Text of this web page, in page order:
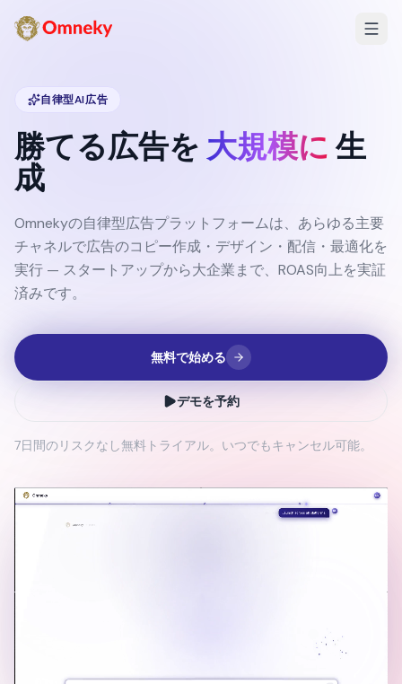
自律型AI広告
勝てる広告を大規模に生
成
Omnekyの自律型広告プラットフォームは、あらゆる主要
チャネルで広告のコピー作成・デザイン・配信・最適化を
実行 — スタートアップから大企業まで、ROAS向上を実証
済みです。
無料で始める
デモを予約
7日間のリスクなし無料トライアル。いつでもキャンセル可能。